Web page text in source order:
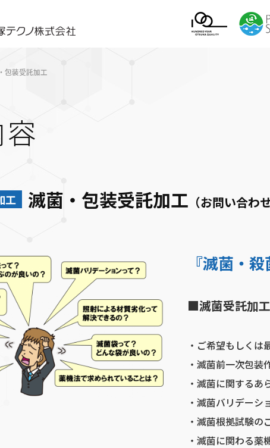
包装受託加工
工 滅菌・包装受託加工 （お問い合わ
『滅菌・
■滅菌受託加
・ご希望もしく
・滅菌前一次包装
・滅菌に関するあ
・滅菌バリデーシ
・滅菌根拠試験の
・滅菌に関わる薬